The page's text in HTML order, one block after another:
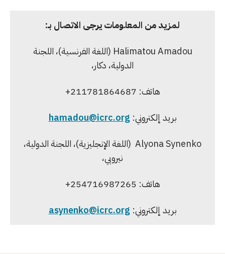
لمزيد من المعلومات يرجى الاتصال بـ:
Halimatou Amadou (اللغة الفرنسية)، اللجنة
الدولية، دكار،
هاتف: 211781864687+
بريد إلكتروني:hamadou@icrc.org
Alyona Synenko (اللغة الإنجليزية)، اللجنة الدولية،
نيروبي،
هاتف: 254716987265+
بريد إلكتروني:asynenko@icrc.org